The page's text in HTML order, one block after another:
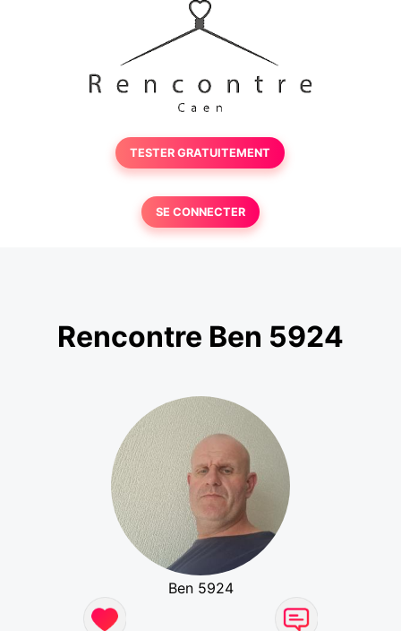
TESTER GRATUITEMENT
SE CONNECTER
Rencontre Ben 5924
Ben 5924